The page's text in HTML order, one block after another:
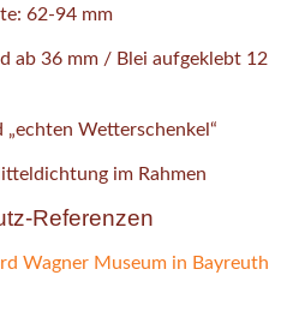
62-94 mm
ab 36 mm / Blei aufgeklebt 12
Wetterschenkel“
im Rahmen
Referenzen
Wagner Museum in Bayreuth